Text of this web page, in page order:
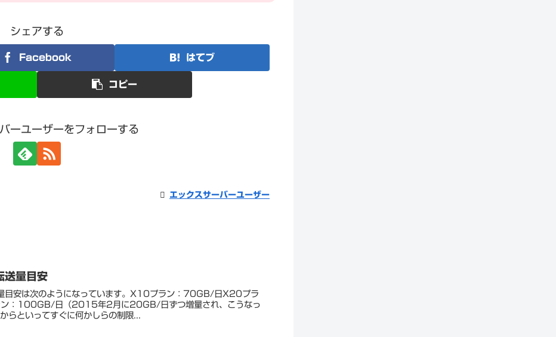
シェアする
Facebook はてブ
コピー
ーユーザーをフォローする
エックスサーバーユーザー
送量目安
目安は次のようになっています。X10プラン：70GB/日X20プラ
：100GB/日（2015年2月に20GB/日ずつ増量され、こうなっ
らといってすぐに何かしらの制限...